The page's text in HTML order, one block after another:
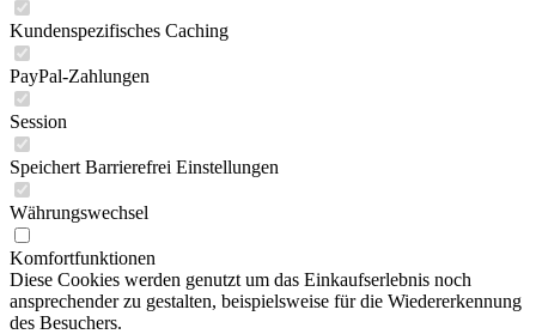
Kundenspezifisches Caching
PayPal-Zahlungen
Session
Speichert Barrierefrei Einstellungen
Währungswechsel
Komfortfunktionen
Diese Cookies werden genutzt um das Einkaufserlebnis noch
ansprechender zu gestalten, beispielsweise für die Wiedererkennung
des Besuchers.